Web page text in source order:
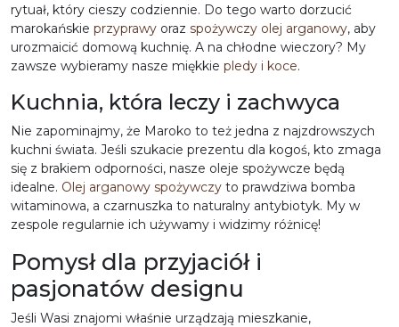
rytuał, który cieszy codziennie. Do tego warto dorzucić
marokańskie przyprawy oraz spożywczy olej arganowy, aby
urozmaicić domową kuchnię. A na chłodne wieczory? My
zawsze wybieramy nasze miękkie pledy i koce.
Kuchnia, która leczy i zachwyca
Nie zapominajmy, że Maroko to też jedna z najzdrowszych
kuchni świata. Jeśli szukacie prezentu dla kogoś, kto zmaga
się z brakiem odporności, nasze oleje spożywcze będą
idealne. Olej arganowy spożywczy to prawdziwa bomba
witaminowa, a czarnuszka to naturalny antybiotyk. My w
zespole regularnie ich używamy i widzimy różnicę!
Pomysł dla przyjaciół i
pasjonatów designu
Jeśli Wasi znajomi właśnie urządzają mieszkanie,